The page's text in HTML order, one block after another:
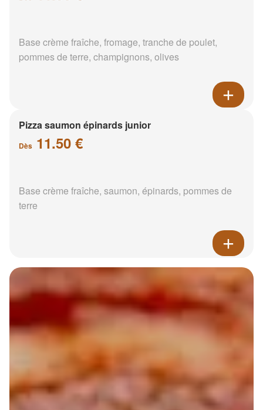
Base crème fraîche, fromage, tranche de poulet,
pommes de terre, champignons, olives
Pizza saumon épinards junior
Dès 11.50 €
Base crème fraîche, saumon, épinards, pommes de
terre